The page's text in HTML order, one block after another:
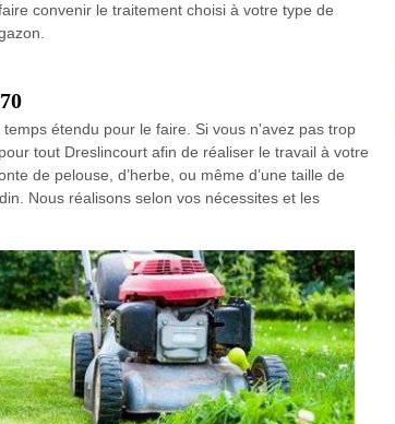
convenir le traitement choisi à votre type de
étendu pour le faire. Si vous n'avez pas trop
tout Dreslincourt afin de réaliser le travail à votre
de pelouse, d’herbe, ou même d’une taille de
Nous réalisons selon vos nécessites et les